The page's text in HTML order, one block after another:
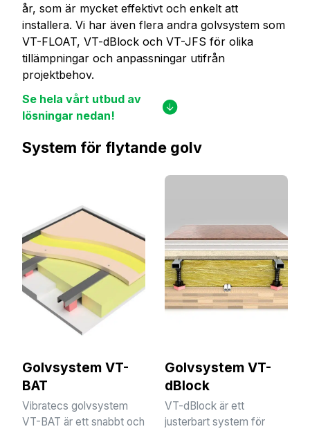
år, som är mycket effektivt och enkelt att
installera. Vi har även flera andra golvsystem som
VT-FLOAT, VT-dBlock och VT-JFS för olika
tillämpningar och anpassningar utifrån
projektbehov.
Se hela vårt utbud av
lösningar nedan!
System för flytande golv
Golvsystem VT-
BAT
Vibratecs golvsystem
VT-BAT är ett snabbt och
Golvsystem VT-
dBlock
VT-dBlock är ett
justerbart system för